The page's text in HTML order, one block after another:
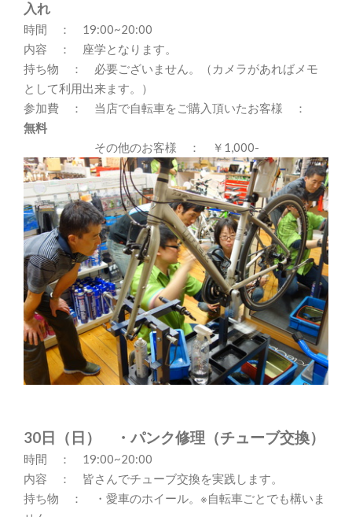
入れ
時間 ： 19:00~20:00
内容 ： 座学となります。
持ち物 ： 必要ございません。（カメラがあればメモ
として利用出来ます。）
参加費 ： 当店で自転車をご購入頂いたお客様 ：
無料
その他のお客様 ： ￥1,000-
30日（日） ・パンク修理（チューブ交換）
時間 ： 19:00~20:00
内容 ： 皆さんでチューブ交換を実践します。
持ち物 ： ・愛車のホイール。※自転車ごとでも構いま